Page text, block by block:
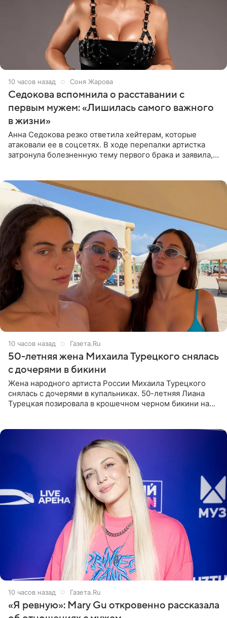
10 часов назад Соня Жарова
Седокова вспомнила о расставании с
первым мужем: «Лишилась самого важного
в жизни»
Анна Седокова резко ответила хейтерам, которые
атаковали ее в соцсетях. В ходе перепалки артистка
затронула болезненную тему первого брака и заявила,
10 часов назад Газета.Ru
50-летняя жена Михаила Турецкого снялась
с дочерями в бикини
Жена народного артиста России Михаила Турецкого
снялась с дочерями в купальниках. 50-летняя Лиана
Турецкая позировала в крошечном черном бикини на
10 часов назад Газета.Ru
«Я ревную»: Mary Gu откровенно рассказала